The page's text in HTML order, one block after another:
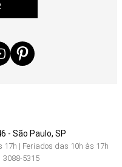
- São Paulo, SP
17h | Feriados das 10h às 17h
3088-5315